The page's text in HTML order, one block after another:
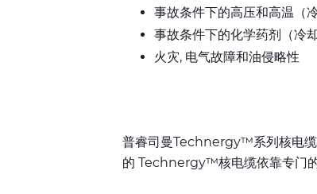
事故条件下的高压和高温（
事故条件下的化学药剂（冷
火灾, 电气故障和油侵略性
普睿司曼Technergy™系列核电缆,
的 Technergy™核电缆依靠专门的